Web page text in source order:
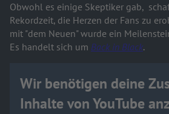
Obwohl es einige Skeptiker gab,
Rekordzeit, die Herzen der Fans zu
mit "dem Neuen" wurde ein
Es handelt sich um Back in Black.
Wir benötigen deine
Inhalte von YouTube